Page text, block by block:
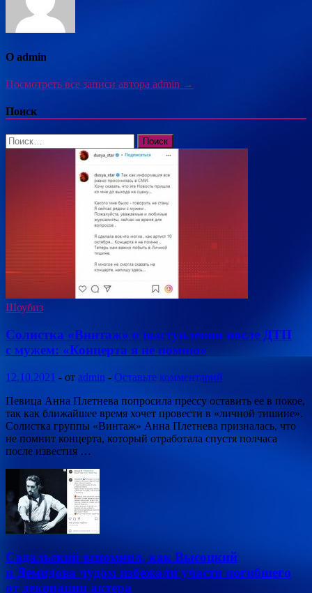
О admin
Посмотреть все записи автора admin →
Поиск
Найти:
Шоубиз
Солистка «Винтаж» о выступлении после ДТП
с мужем: «Концерта я не помню»
12.10.2021 - от admin - Оставьте комментарий
Певица Анна Плетнева попросила прессу оставить ее в покое,
так как ближайшее время хочет провести в «личной тишине».
Солистка группы «Винтаж» Анна Плетнева призналась, что
не помнит концерта, который отработала спустя полчаса
после известия …
Садальский вспомнил, как Высоцкий
и Демидова чудом избежали участи погибшего
от декорации актера